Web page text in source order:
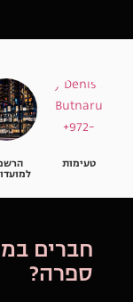
טעימות
חברים
ספרה?